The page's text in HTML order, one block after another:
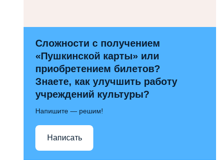
Сложности с получением
«Пушкинской карты» или
приобретением билетов?
Знаете, как улучшить работу
учреждений культуры?
Напишите — решим!
Написать